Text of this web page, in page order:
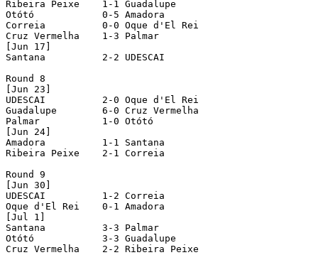
Ribeira Peixe    1-1 Guadalupe
Otótó            0-5 Amadora
Correia          0-0 Oque d'El Rei
Cruz Vermelha    1-3 Palmar
[Jun 17]
Santana          2-2 UDESCAI
Round 8
[Jun 23]
UDESCAI          2-0 Oque d'El Rei
Guadalupe        6-0 Cruz Vermelha
Palmar           1-0 Otótó
[Jun 24]
Amadora          1-1 Santana
Ribeira Peixe    2-1 Correia
Round 9
[Jun 30]
UDESCAI          1-2 Correia
Oque d'El Rei    0-1 Amadora
[Jul 1]
Santana          3-3 Palmar
Otótó            3-3 Guadalupe
Cruz Vermelha    2-2 Ribeira Peixe